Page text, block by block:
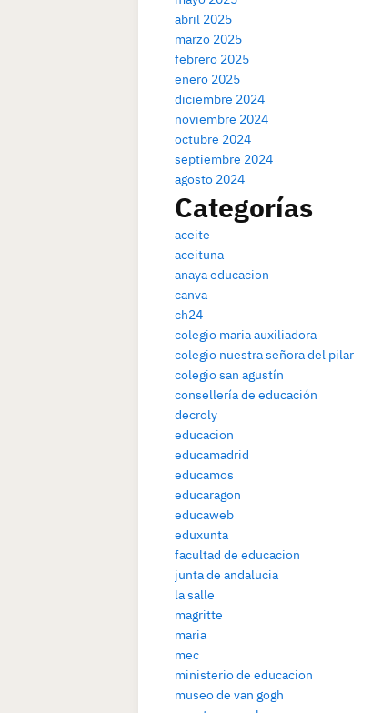
abril 2025
marzo 2025
febrero 2025
enero 2025
diciembre 2024
noviembre 2024
octubre 2024
septiembre 2024
agosto 2024
Categorías
aceite
aceituna
anaya educacion
canva
ch24
colegio maria auxiliadora
colegio nuestra señora del pilar
colegio san agustín
consellería de educación
decroly
educacion
educamadrid
educamos
educaragon
educaweb
eduxunta
facultad de educacion
junta de andalucia
la salle
magritte
maria
mec
ministerio de educacion
museo de van gogh